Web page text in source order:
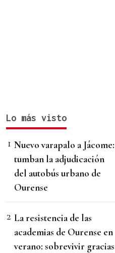
Lo más visto
Nuevo varapalo a Jácome:
tumban la adjudicación
del autobús urbano de
Ourense
La resistencia de las
academias de Ourense en
verano: sobrevivir gracias